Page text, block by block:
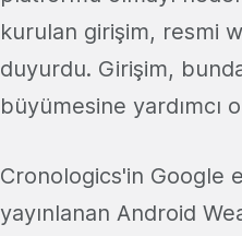
kurulan girişim, resmi
duyurdu. Girişim,
büyümesine yardımcı
Cronologics'in Google
yayınlanan Android